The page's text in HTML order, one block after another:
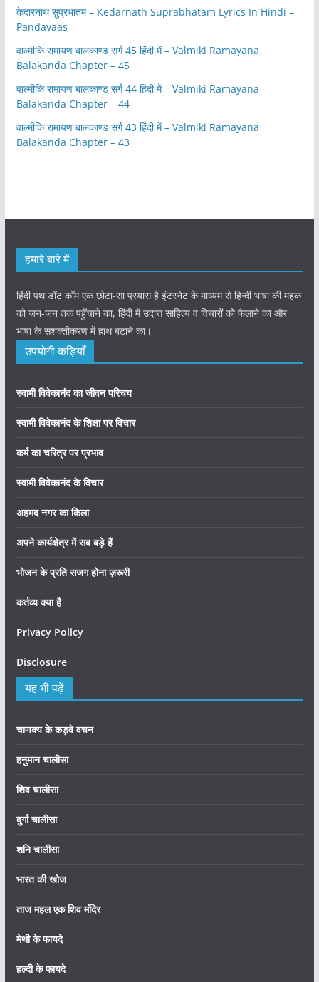
केदारनाथ सुप्रभातम – Kedarnath Suprabhatam Lyrics In Hindi –
Pandavaas
वाल्मीकि रामायण बालकाण्ड सर्ग 45 हिंदी में – Valmiki Ramayana
Balakanda Chapter – 45
वाल्मीकि रामायण बालकाण्ड सर्ग 44 हिंदी में – Valmiki Ramayana
Balakanda Chapter – 44
वाल्मीकि रामायण बालकाण्ड सर्ग 43 हिंदी में – Valmiki Ramayana
Balakanda Chapter – 43
हमारे बारे में
हिंदी पथ डॉट कॉम एक छोटा-सा प्रयास है इंटरनेट के माध्यम से हिन्दी भाषा की महक
को जन-जन तक पहुँचाने का, हिंदी में उदात्त साहित्य व विचारों को फैलाने का और
भाषा के सशक्तीकरण में हाथ बटाने का।
उपयोगी कड़ियाँ
स्वामी विवेकानंद का जीवन परिचय
स्वामी विवेकानंद के शिक्षा पर विचार
कर्म का चरित्र पर प्रभाव
स्वामी विवेकानंद के विचार
अहमद नगर का किला
अपने कार्यक्षेत्र में सब बड़े हैं
भोजन के प्रति सजग होना ज़रूरी
कर्तव्य क्या है
Privacy Policy
Disclosure
यह भी पढ़ें
चाणक्य के कड़वे वचन
हनुमान चालीसा
शिव चालीसा
दुर्गा चालीसा
शनि चालीसा
भारत की खोज
ताज महल एक शिव मंदिर
मेथी के फायदे
हल्दी के फायदे